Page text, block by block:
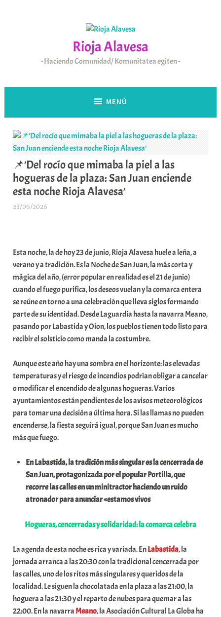
Rioja Alavesa
Haciendo Comunidad/ Komunitatea egiten
MENÚ
📌’Del rocío que mimaba la piel a las
hogueras de la plaza: San Juan enciende
esta noche Rioja Alavesa’
23/06/2026
a
r
E
r
r
i
o
x
K
o
m
u
n
i
t
t
e
a
Esta noche, la de hoy 23 de junio, Rioja Alavesa huele a leña, a
verano y a tradición. Es la Noche de San Juan, la más corta y
mágica del año, (error popular en realidad es el 21 de junio)
cuando el fuego purifica, los deseos vuelan y la comarca entera
se reúne en torno a una celebración que lleva siglos formando
parte de su identidad. Desde Laguardia hasta la navarra Meano,
pasando por Labastida y Oion, los pueblos tienen todo listo para
recibir el solsticio como manda la costumbre.
Aunque este año hay una sombra en el horizonte: las elevadas
temperaturas y el riesgo de incendios podrían obligar a cancelar
o modificar el encendido de algunas hogueras. Varios
ayuntamientos están pendientes de los avisos meteorológicos
para tomar una decisión a última hora. Si las llamas no pueden
encenderse, la fiesta seguirá igual, porque San Juan es mucho
más que fuego.
En Labastida, la tradición más singular es la cencerrada de
San Juan, protagonizada por el popular Portilla, que
recorre las calles en un minitractor haciendo un ruido
atronador para anunciar «estamos vivos
Hogueras, cencerradas y solidaridad: la comarca celebra
La agenda de esta noche es rica y variada. EnLabastida, la
jornada arranca a las 20:30 con la tradicional cencerrada por
las calles, uno de los ritos más singulares y queridos de la
localidad. Le siguen la chocolatada en la plaza a las 21:00, la
hoguera a las 21:30 y el reparto de nubes para quemar a las
22:00. En la navarra Meano, la Asociación Cultural La Globa ha